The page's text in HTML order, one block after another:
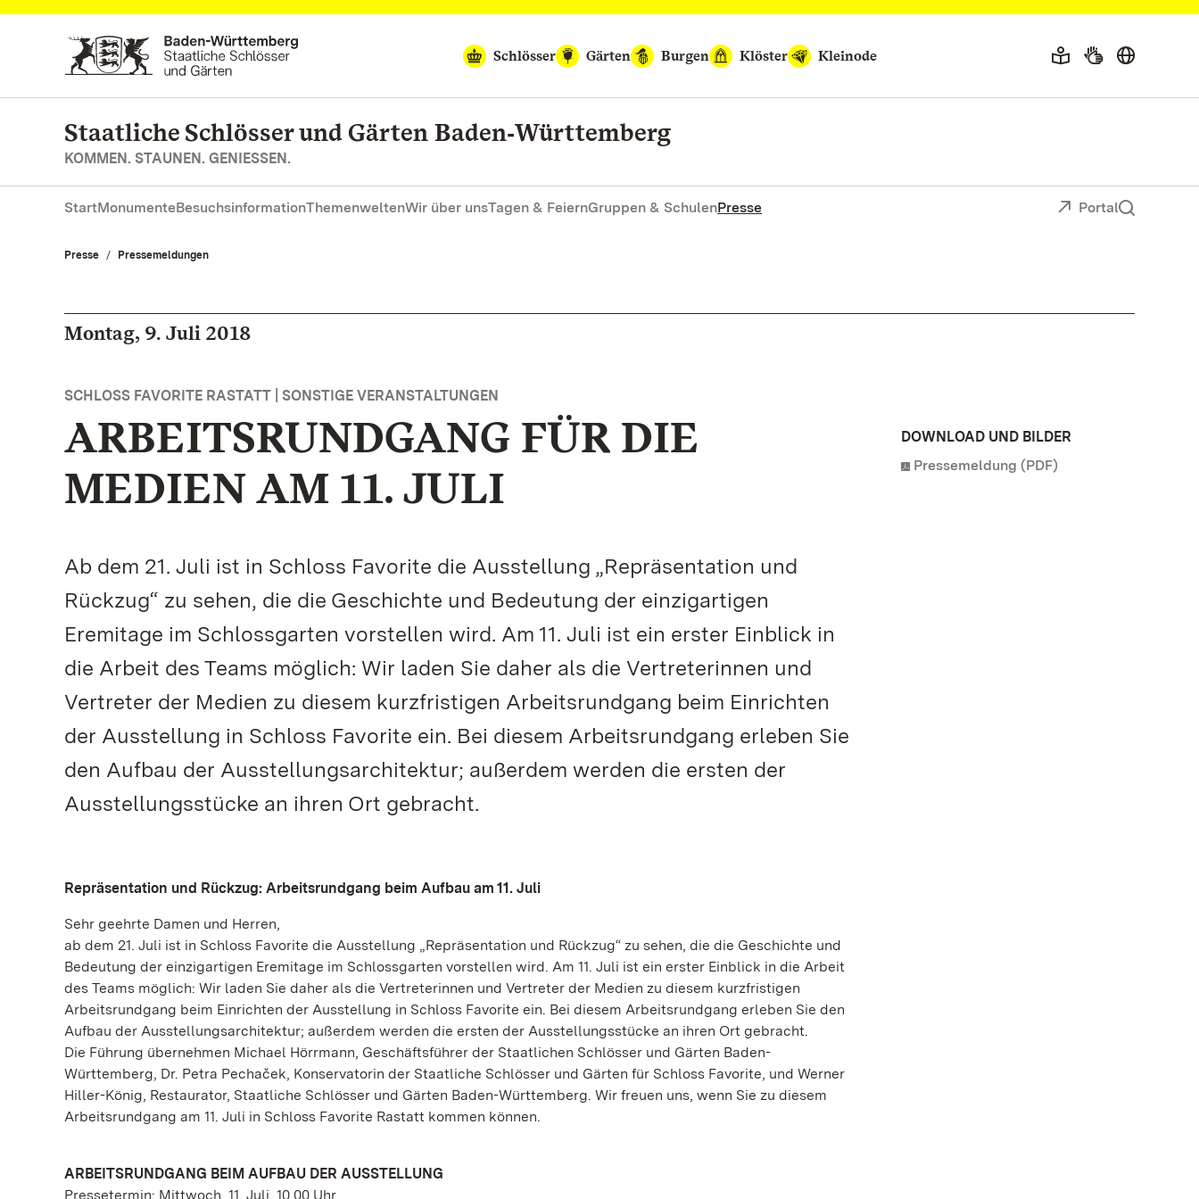
Zum Hauptinhalt springen
Schlösser
Gärten Burgen Klöster Kleinode
Staatliche Schlösser und Gärten Baden‑Württemberg
KOMMEN. STAUNEN. GENIESSEN.
StartMonumenteBesuchsinformationThemenweltenWir über unsTagen & FeiernGruppen & SchulenPresse Portal
Presse Pressemeldungen
Montag, 9. Juli 2018
SCHLOSS FAVORITE RASTATT | SONSTIGE VERANSTALTUNGEN
ARBEITSRUNDGANG FÜR DIE
MEDIEN AM 11. JULI
Ab dem 21. Juli ist in Schloss Favorite die Ausstellung „Repräsentation und
Rückzug“ zu sehen, die die Geschichte und Bedeutung der einzigartigen
Eremitage im Schlossgarten vorstellen wird. Am 11. Juli ist ein erster Einblick in
die Arbeit des Teams möglich: Wir laden Sie daher als die Vertreterinnen und
Vertreter der Medien zu diesem kurzfristigen Arbeitsrundgang beim Einrichten
der Ausstellung in Schloss Favorite ein. Bei diesem Arbeitsrundgang erleben Sie
den Aufbau der Ausstellungsarchitektur; außerdem werden die ersten der
Ausstellungsstücke an ihren Ort gebracht.
Repräsentation und Rückzug: Arbeitsrundgang beim Aufbau am 11. Juli
Sehr geehrte Damen und Herren,
ab dem 21. Juli ist in Schloss Favorite die Ausstellung „Repräsentation und Rückzug“ zu sehen, die die Geschichte und
Bedeutung der einzigartigen Eremitage im Schlossgarten vorstellen wird. Am 11. Juli ist ein erster Einblick in die Arbeit
des Teams möglich: Wir laden Sie daher als die Vertreterinnen und Vertreter der Medien zu diesem kurzfristigen
Arbeitsrundgang beim Einrichten der Ausstellung in Schloss Favorite ein. Bei diesem Arbeitsrundgang erleben Sie den
Aufbau der Ausstellungsarchitektur; außerdem werden die ersten der Ausstellungsstücke an ihren Ort gebracht.
Die Führung übernehmen Michael Hörrmann, Geschäftsführer der Staatlichen Schlösser und Gärten Baden-
Württemberg, Dr. Petra Pechaček, Konservatorin der Staatliche Schlösser und Gärten für Schloss Favorite, und Werner
Hiller-König, Restaurator, Staatliche Schlösser und Gärten Baden-Württemberg. Wir freuen uns, wenn Sie zu diesem
Arbeitsrundgang am 11. Juli in Schloss Favorite Rastatt kommen können.
ARBEITSRUNDGANG BEIM AUFBAU DER AUSSTELLUNG
Pressetermin: Mittwoch, 11. Juli, 10.00 Uhr
DOWNLOAD UND BILDER
Pressemeldung (PDF)